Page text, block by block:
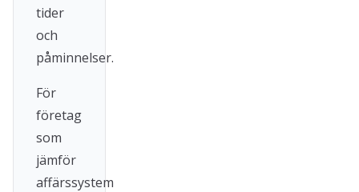
tider
och
påminnelser.
För
företag
som
jämför
affärssystem